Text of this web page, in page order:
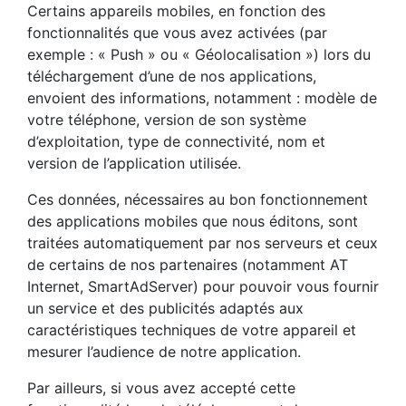
Certains appareils mobiles, en fonction des
fonctionnalités que vous avez activées (par
exemple : « Push » ou « Géolocalisation ») lors du
téléchargement d’une de nos applications,
envoient des informations, notamment : modèle de
votre téléphone, version de son système
d’exploitation, type de connectivité, nom et
version de l’application utilisée.
Ces données, nécessaires au bon fonctionnement
des applications mobiles que nous éditons, sont
traitées automatiquement par nos serveurs et ceux
de certains de nos partenaires (notamment AT
Internet, SmartAdServer) pour pouvoir vous fournir
un service et des publicités adaptés aux
caractéristiques techniques de votre appareil et
mesurer l’audience de notre application.
Par ailleurs, si vous avez accepté cette